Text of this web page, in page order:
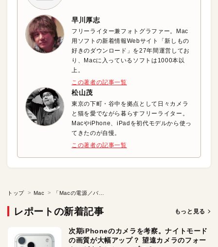
早川厚志
フリーライター兼フォトグラファー。Mac
用ソフトの新着情報Webサイト「新しもの
好きのダウンロード」を27年間運営してお
り、Macに入っているソフトは1000本以
上。
この著者の記事一覧
松山茂
東京の下町・谷中を拠点として日々カメラ
と猫を愛でながら暮らすフリーライター。
MacやiPhone、iPadを初代モデルから使っ
てきたのが自慢。
この著者の記事一覧
トップ Mac
レポートの新着記事 もっと見る
次期iPhoneのカメラを考察。ナイトモード
の画質が大幅アップ？ 望遠カメラのフォー